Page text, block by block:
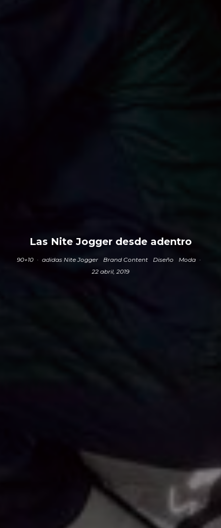
Las Nite Jogger desde adentro
90+10 · adidas Nite Jogger Brand Content Diseño Moda ·
22 abril, 2019